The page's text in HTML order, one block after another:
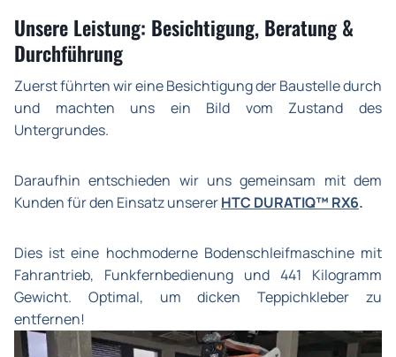
Unsere Leistung: Besichtigung, Beratung &
Durchführung
Zuerst führten wir eine Besichtigung der Baustelle durch
und machten uns ein Bild vom Zustand des
Untergrundes.
Daraufhin entschieden wir uns gemeinsam mit dem
Kunden für den Einsatz unsererHTC DURATIQ™ RX6.
Dies ist eine hochmoderne Bodenschleifmaschine mit
Fahrantrieb, Funkfernbedienung und 441 Kilogramm
Gewicht. Optimal, um dicken Teppichkleber zu
entfernen!